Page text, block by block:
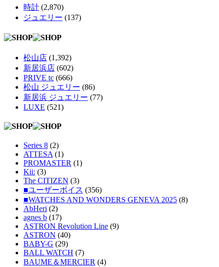
時計 (2,870)
ジュエリー (137)
松山店 (1,392)
新居浜店 (602)
PRIVE tc (666)
松山 ジュエリー (86)
新居浜 ジュエリー (77)
LUXE (521)
Series 8 (2)
ATTESA (1)
PROMASTER (1)
Kii: (3)
The CITIZEN (3)
■ユーザーボイス (356)
■WATCHES AND WONDERS GENEVA 2025 (8)
AbHeri (2)
agnes b (17)
ASTRON Revolution Line (9)
ASTRON (40)
BABY-G (29)
BALL WATCH (7)
BAUME＆MERCIER (4)